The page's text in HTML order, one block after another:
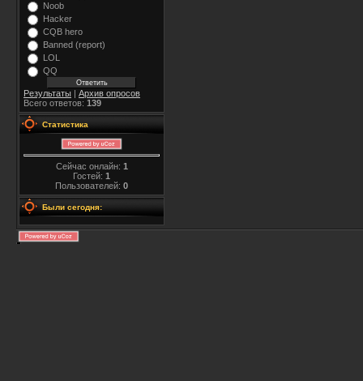
Noob
Hacker
CQB hero
Banned (report)
LOL
QQ
Результаты | Архив опросов
Всего ответов: 139
Статистика
Сейчас онлайн: 1
Гостей: 1
Пользователей: 0
Были сегодня: